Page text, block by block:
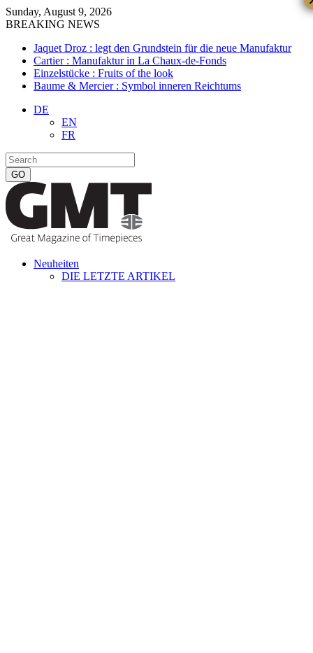
Sunday, August 9, 2026
BREAKING NEWS
Jaquet Droz : legt den Grundstein für die neue Manufaktur
Cartier : Manufaktur in La Chaux-de-Fonds
Einzelstücke : Fruits of the look
Baume & Mercier : Symbol inneren Reichtums
DE
EN
FR
Neuheiten
DIE LETZTE ARTIKEL